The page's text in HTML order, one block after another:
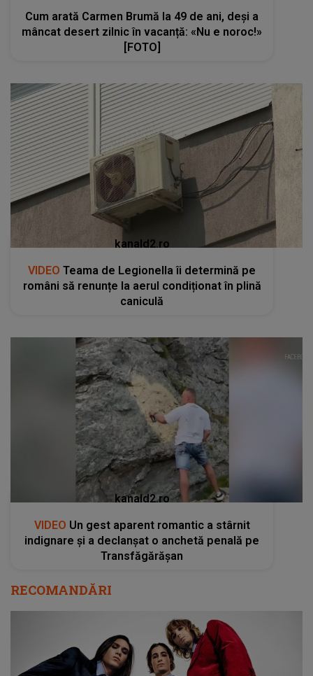
Cum arată Carmen Brumă la 49 de ani, deși a
mâncat desert zilnic în vacanță: «Nu e noroc!»
[FOTO]
kanald2.ro
VIDEO Teama de Legionella îi determină pe
români să renunțe la aerul condiționat în plină
caniculă
kanald2.ro
VIDEO Un gest aparent romantic a stârnit
indignare și a declanșat o anchetă penală pe
Transfăgărășan
RECOMANDĂRI